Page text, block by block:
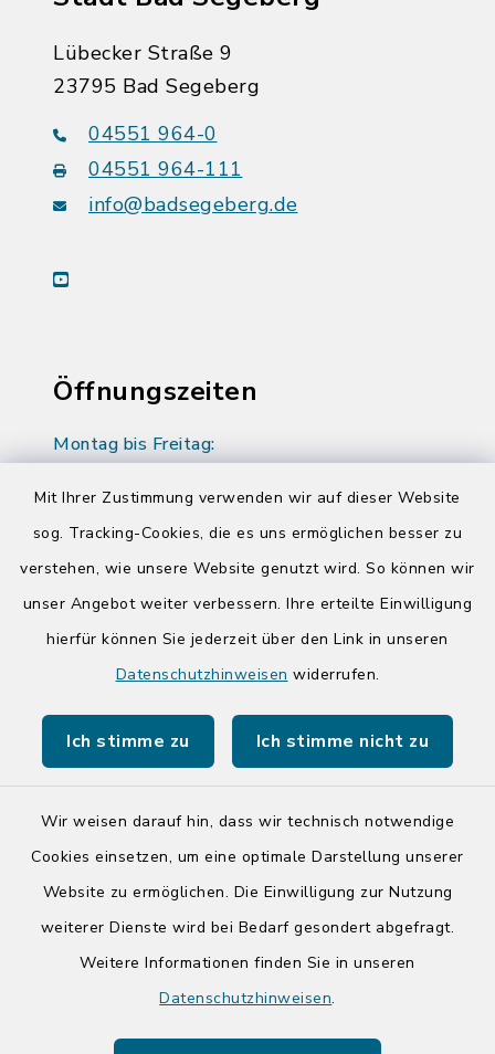
Mit Ihrer Zustimmung verwenden wir auf dieser Website
sog. Tracking-Cookies, die es uns ermöglichen besser zu
verstehen, wie unsere Website genutzt wird. So können wir
unser Angebot weiter verbessern. Ihre erteilte Einwilligung
hierfür können Sie jederzeit über den Link in unseren
Datenschutzhinweisen widerrufen.
Ich stimme zu Ich stimme nicht zu
Wir weisen darauf hin, dass wir technisch notwendige
Cookies einsetzen, um eine optimale Darstellung unserer
Website zu ermöglichen. Die Einwilligung zur Nutzung
weiterer Dienste wird bei Bedarf gesondert abgefragt.
Weitere Informationen finden Sie in unseren
Datenschutzhinweisen.
Lübecker Straße 9
23795 Bad Segeberg
04551 964-0
04551 964-111
info@badsegeberg.de
youtube
Öffnungszeiten
Montag bis Freitag:
Donnerstag zusätzlich:
14:00-17:00 Uhr
Quicklinks
Tourist-Info der Stadt Bad Segeberg
Barrierefreiheit